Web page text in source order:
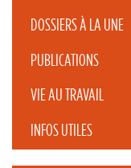
DOSSIERS À LA UNE
PUBLICATIONS
VIE AU TRAVAIL
INFOS UTILES